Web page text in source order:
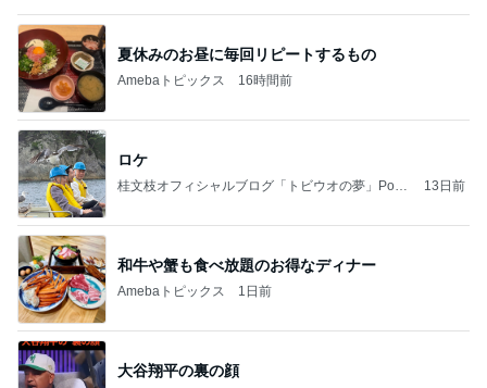
夏休みのお昼に毎回リピートするもの
Amebaトピックス 16時間前
ロケ
桂文枝オフィシャルブログ「トビウオの夢」Pow
13日前
和牛や蟹も食べ放題のお得なディナー
Amebaトピックス 1日前
大谷翔平の裏の顔